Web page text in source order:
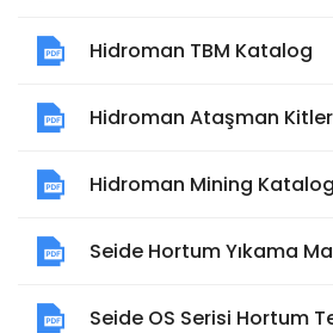
Hidroman TBM Katalog
Hidroman Ataşman
Hidroman Mining Katalog
Seide Hortum Yıkama
Seide OS Serisi Hortum